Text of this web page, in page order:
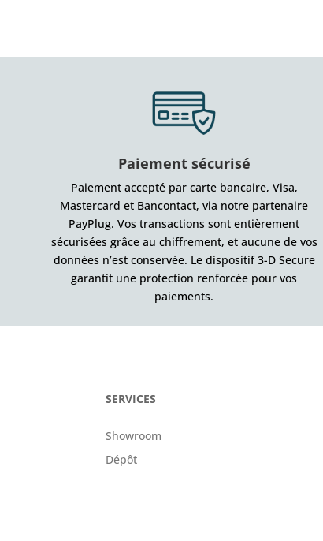
Paiement sécurisé
Paiement accepté par carte bancaire, Visa,
Mastercard et Bancontact, via notre partenaire
PayPlug. Vos transactions sont entièrement
sécurisées grâce au chiffrement, et aucune de vos
données n’est conservée. Le dispositif 3-D Secure
garantit une protection renforcée pour vos
paiements.
SERVICES
Showroom
Dépôt